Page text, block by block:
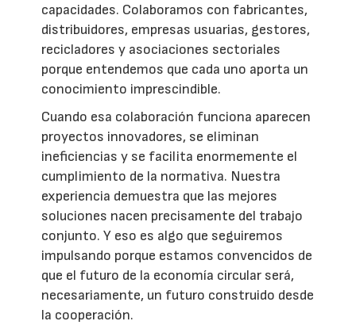
capacidades. Colaboramos con fabricantes,
distribuidores, empresas usuarias, gestores,
recicladores y asociaciones sectoriales
porque entendemos que cada uno aporta un
conocimiento imprescindible.
Cuando esa colaboración funciona aparecen
proyectos innovadores, se eliminan
ineficiencias y se facilita enormemente el
cumplimiento de la normativa. Nuestra
experiencia demuestra que las mejores
soluciones nacen precisamente del trabajo
conjunto. Y eso es algo que seguiremos
impulsando porque estamos convencidos de
que el futuro de la economía circular será,
necesariamente, un futuro construido desde
la cooperación.